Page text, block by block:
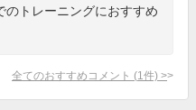
のトレーニングにおすすめ
全てのおすすめコメント (1 件) >